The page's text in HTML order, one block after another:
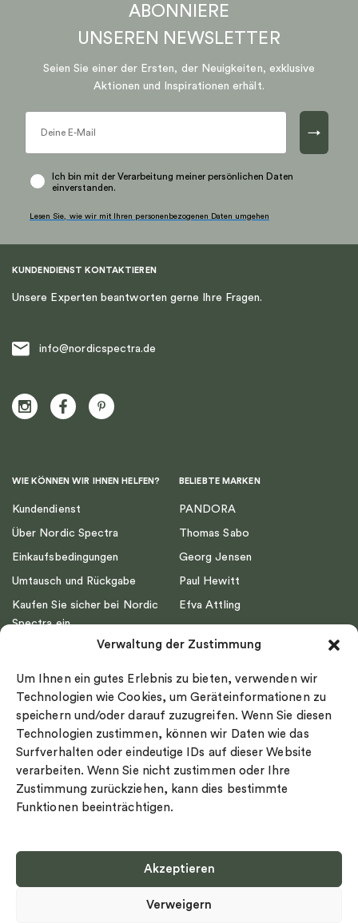
Verwaltung der Zustimmung
Um Ihnen ein gutes Erlebnis zu bieten, verwenden wir
Technologien wie Cookies, um Geräteinformationen zu
speichern und/oder darauf zuzugreifen. Wenn Sie diesen
Technologien zustimmen, können wir Daten wie das
Surfverhalten oder eindeutige IDs auf dieser Website
verarbeiten. Wenn Sie nicht zustimmen oder Ihre
Zustimmung zurückziehen, kann dies bestimmte
Funktionen beeinträchtigen.
Akzeptieren
Verweigern
ABONNIERE
UNSEREN NEWSLETTER
Seien Sie einer der Ersten, der Neuigkeiten, exklusive
Aktionen und Inspirationen erhält.
→
Ich bin mit der Verarbeitung meiner persönlichen Daten
einverstanden.
Lesen Sie, wie wir mit Ihren personenbezogenen Daten umgehen
KUNDENDIENST KONTAKTIEREN
Unsere Experten beantworten gerne Ihre Fragen.
info@nordicspectra.de
WIE KÖNNEN WIR IHNEN HELFEN?
Kundendienst
Über Nordic Spectra
Einkaufsbedingungen
Umtausch und Rückgabe
Kaufen Sie sicher bei Nordic
Spectra ein
Impressum
Ringgröße
Widerrufsrecht
Cookie-policy
Sekretesspolicy
BELIEBTE MARKEN
PANDORA
Thomas Sabo
Georg Jensen
Paul Hewitt
Efva Attling
Drakenberg Sjölin
Nordic Spectra
Select country
Datenschutz-Bestimmungen